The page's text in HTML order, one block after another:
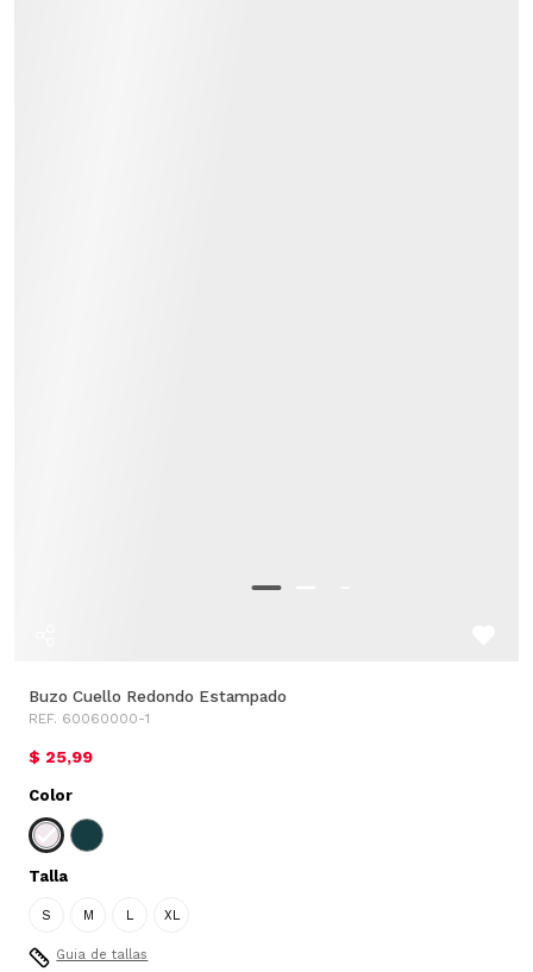
Buzo Cuello Redondo Estampado
REF. 60060000-1
$ 25,99
Color
Talla
S M L XL
Guia de tallas